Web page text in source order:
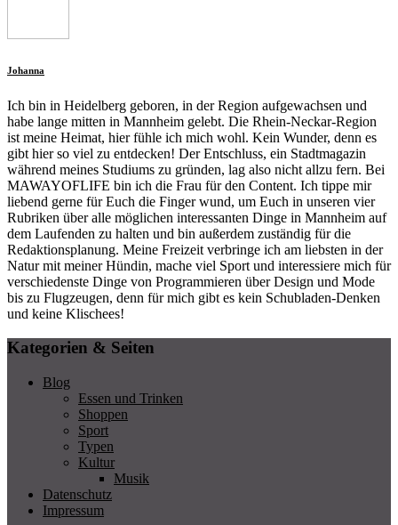
Johanna
Ich bin in Heidelberg geboren, in der Region aufgewachsen und
habe lange mitten in Mannheim gelebt. Die Rhein-Neckar-Region
ist meine Heimat, hier fühle ich mich wohl. Kein Wunder, denn es
gibt hier so viel zu entdecken! Der Entschluss, ein Stadtmagazin
während meines Studiums zu gründen, lag also nicht allzu fern. Bei
MAWAYOFLIFE bin ich die Frau für den Content. Ich tippe mir
liebend gerne für Euch die Finger wund, um Euch in unseren vier
Rubriken über alle möglichen interessanten Dinge in Mannheim auf
dem Laufenden zu halten und bin außerdem zuständig für die
Redaktionsplanung. Meine Freizeit verbringe ich am liebsten in der
Natur mit meiner Hündin, mache viel Sport und interessiere mich für
verschiedenste Dinge von Programmieren über Design und Mode
bis zu Flugzeugen, denn für mich gibt es kein Schubladen-Denken
und keine Klischees!
Kategorien & Seiten
Blog
Essen und Trinken
Shoppen
Sport
Typen
Kultur
Musik
Datenschutz
Impressum